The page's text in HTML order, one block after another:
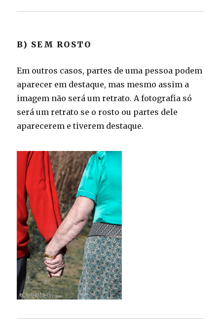
B) SEM ROSTO
Em outros casos, partes de uma pessoa podem
aparecer em destaque, mas mesmo assim a
imagem não será um retrato. A fotografia só
será um retrato se o rosto ou partes dele
aparecerem e tiverem destaque.